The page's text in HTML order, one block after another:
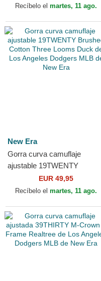
Navy Blue and Red...
Recíbelo el martes, 11 ago.
New Era
Gorra curva camuflaje
ajustable 19TWENTY
Brushed Cotton Three Looms
Duck de Los Angeles
EUR 49,95
Recíbelo el martes, 11 ago.